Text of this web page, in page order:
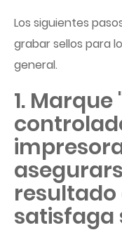
Los siguientes
grabar sellos para
general.
1.
satisfaga